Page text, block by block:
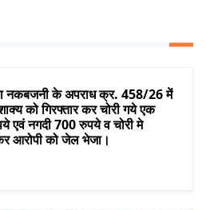
नकबजनी के अपराध क्र. 458/26 में
को गिरफ्तार कर चोरी गये एक
एवं नगदी 700 रुपये व चोरी मे
आरोपी को जेल भेजा।